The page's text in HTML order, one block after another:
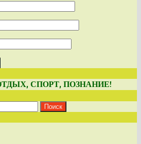
СПОРТ, ПОЗНАНИЕ!